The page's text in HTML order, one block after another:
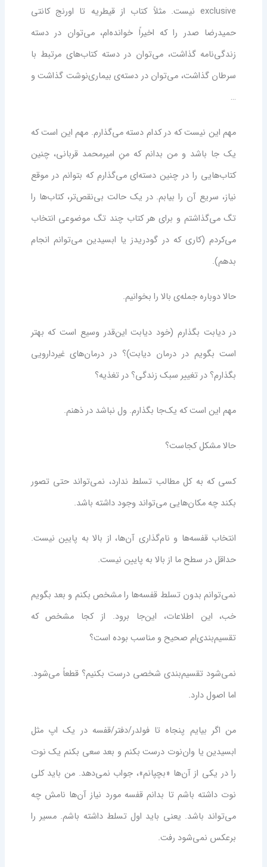
exclusive نیست. مثلاً کتاب از قیطریه تا اورنج کانتی
حمیدرضا صدر را که اخیراً خوانده‌ام، می‌توان در دسته
زندگی‌نامه گذاشت، می‌توان در دسته کتاب‌های مرتبط با
سرطان گذاشت، می‌توان در دسته‌ی بیماری‌نوشت گذاشت و
…
مهم این نیست که در کدام دسته می‌گذارم. مهم این است که
یک جا باشد و من بدانم که منِ امیرمحمد قربانی، چنین
کتاب‌هایی را در چنین دسته‌ای می‌گذارم که بتوانم در موقع
نیاز، سریع آن را بیابم. در یک حالت بی‌نقص‌تر، کتاب‌ها را
تگ می‌گذاشتم و برای هر کتاب چند تگ موضوعی انتخاب
می‌کردم (کاری که در گودریدز یا ابسیدین می‌توانم انجام
بدهم).
حالا دوباره جمله‌ی بالا را بخوانیم.
در دیابت بگذارم (خود دیابت این‌قدر وسیع است که بهتر
است بگویم در درمان دیابت)؟ در درمان‌های غیردارویی
بگذارم؟ در تغییر سبک زندگی؟ در تغذیه؟
مهم این است که یک‌جا بگذارم. ول نباشد در ذهنم.
حالا مشکل کجاست؟
کسی که به کل مطالب تسلط ندارد، نمی‌تواند حتی تصور
بکند چه مکان‌هایی می‌تواند وجود داشته باشد.
انتخاب قفسه‌ها و نام‌گذاری آن‌ها، از بالا به پایین نیست.
حداقل در سطح ما از بالا به پایین نیست.
نمی‌توانم بدون تسلط قفسه‌ها را مشخص بکنم و بعد بگویم
خب، این اطلاعات، این‌جا برود. از کجا مشخص که
تقسیم‌بندی‌ام صحیح و مناسب بوده است؟
نمی‌شود تقسیم‌بندی شخصی درست بکنیم؟ قطعاً می‌شود.
اما اصول دارد.
من اگر بیایم پنجاه تا فولدر/دفتر/قفسه در یک اپ مثل
ابسیدین یا وان‌نوت درست بکنم و بعد سعی بکنم یک نوت
را در یکی از آن‌ها «بچپانم»، جواب نمی‌دهد. من باید کلی
نوت داشته باشم تا بدانم قفسه مورد نیاز آن‌ها نامش چه
می‌تواند باشد. یعنی باید اول تسلط داشته باشم. مسیر را
برعکس نمی‌شود رفت.